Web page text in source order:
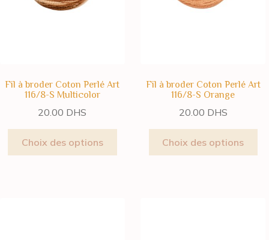
Fil à broder Coton Perlé Art
116/8-S Multicolor
20.00 DHS
Choix des options
Fil à broder Coton Perlé Art
116/8-S Orange
20.00 DHS
Choix des options